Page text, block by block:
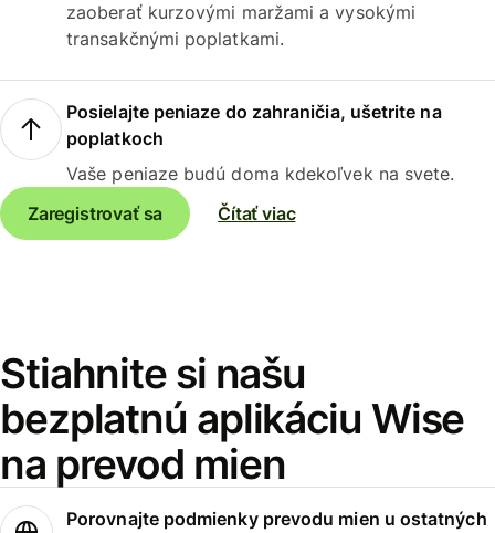
zaoberať kurzovými maržami a vysokými
transakčnými poplatkami.
Posielajte peniaze do zahraničia, ušetrite na
poplatkoch
Vaše peniaze budú doma kdekoľvek na svete.
Zaregistrovať sa
Čítať viac
Stiahnite si našu
bezplatnú aplikáciu Wise
na prevod mien
Porovnajte podmienky prevodu mien u ostatných